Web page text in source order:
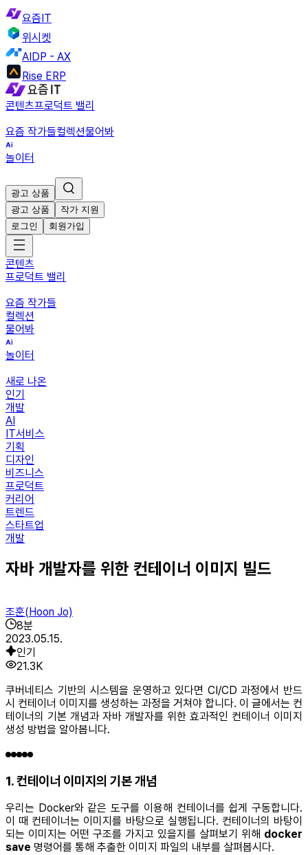
요즘IT
위시켓
AIDP - AX
Rise ERP
콘텐츠프로덕트 밸리
요즘 작가들컬렉션물어봐
놀이터
광고 상품
광고 상품
작가 지원
로그인
회원가입
콘텐츠
프로덕트 밸리
요즘 작가들
컬렉션
물어봐
놀이터
새로 나온
인기
개발
AI
IT서비스
기획
디자인
비즈니스
프로덕트
커리어
트렌드
스타트업
개발
자바 개발자를 위한 컨테이너 이미지 빌드
조훈(Hoon Jo)
8분
2023.05.15.
인기
21.3K
쿠버네티스 기반의 시스템을 운영하고 있다면 CI/CD 과정에서 반드
시 컨테이너 이미지를 생성하는 과정을 거쳐야 합니다. 이 글에서는 컨
테이너의 기본 개념과 자바 개발자를 위한 효과적인 컨테이너 이미지
생성 방법을 알아봅니다.
1. 컨테이너 이미지의 기본 개념
우리는 Docker와 같은 도구를 이용해 컨테이너를 쉽게 구동합니다.
이 때 컨테이너는 이미지를 바탕으로 실행됩니다. 컨테이너의 바탕이
되는 이미지는 어떤 구조를 가지고 있을지를 살펴보기 위해 docker
save 명령어를 통해 추출한 이미지 파일의 내부를 살펴봅시다.